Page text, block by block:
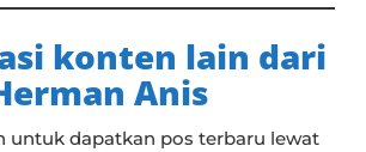
konten lain dari
Anis
untuk dapatkan pos terbaru lewat